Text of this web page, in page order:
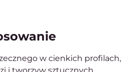
w cienkich